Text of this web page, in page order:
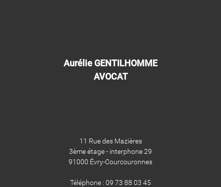
Aurélie GENTILHOMME
AVOCAT
11 Rue des Mazières
3ème étage - interphone 29
91000 Évry-Courcouronnes
Téléphone : 09 73 88 03 45